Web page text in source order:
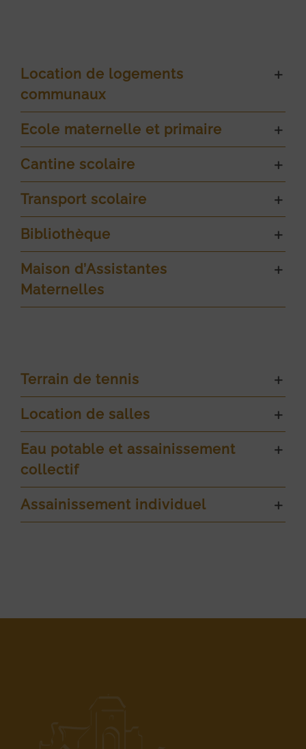
Location de logements
communaux
Ecole maternelle et primaire
Cantine scolaire
Transport scolaire
Bibliothèque
Maison d’Assistantes
Maternelles
Terrain de tennis
Location de salles
Eau potable et assainissement
collectif
Assainissement individuel